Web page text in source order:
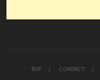
TOP CONTACT